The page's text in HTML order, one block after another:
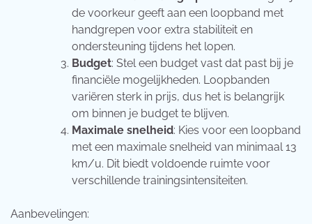
de voorkeur geeft aan een loopband met
handgrepen voor extra stabiliteit en
ondersteuning tijdens het lopen.
Budget: Stel een budget vast dat past bij je
financiële mogelijkheden. Loopbanden
variëren sterk in prijs, dus het is belangrijk
om binnen je budget te blijven.
Maximale snelheid: Kies voor een loopband
met een maximale snelheid van minimaal 13
km/u. Dit biedt voldoende ruimte voor
verschillende trainingsintensiteiten.
Aanbevelingen: